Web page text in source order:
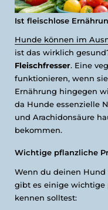
Ist fleischlose
Hunde können im
ist das wirklich
Fleischfresser. Eine
funktionieren, wenn
Ernährung hingegen
da Hunde essenzielle
und Arachidonsäure
bekommen.
Wichtige pflanzliche
Wenn du deinen Hund
gibt es einige wichtige
kennen solltest: